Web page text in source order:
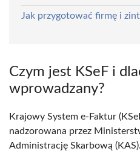
Jak przygotować firmę i
Czym jest KSeF i
wprowadzany?
Krajowy System e-Faktur
nadzorowana przez
Administrację Skarbową